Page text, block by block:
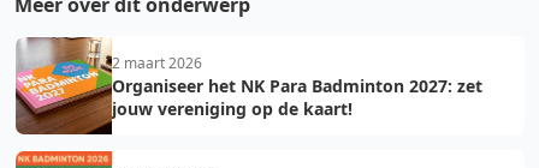
2 maart 2026
Organiseer het NK Para Badminton 2027: zet
jouw vereniging op de kaart!